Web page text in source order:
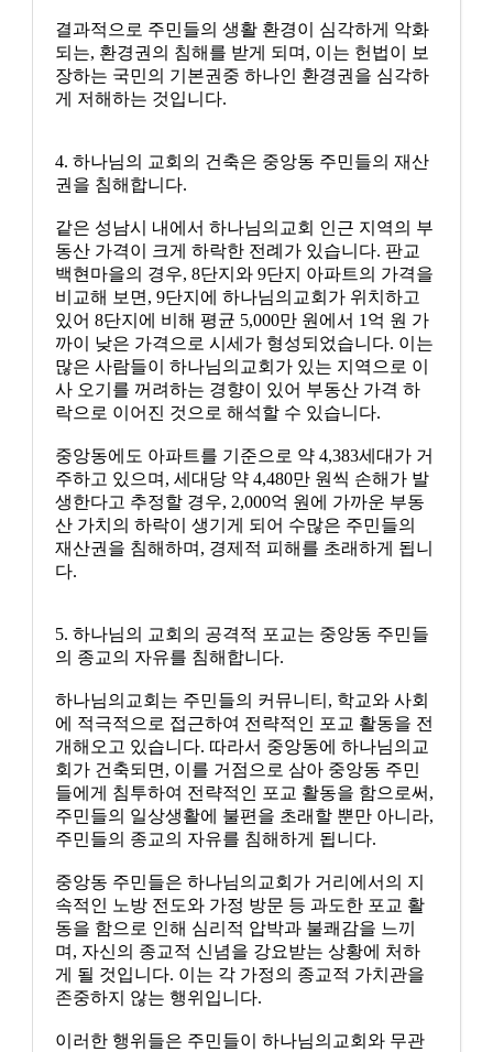
결과적으로 주민들의 생활 환경이 심각하게 악화
되는, 환경권의 침해를 받게 되며, 이는 헌법이 보
장하는 국민의 기본권중 하나인 환경권을 심각하
게 저해하는 것입니다.
4. 하나님의 교회의 건축은 중앙동 주민들의 재산
권을 침해합니다.
같은 성남시 내에서 하나님의교회 인근 지역의 부
동산 가격이 크게 하락한 전례가 있습니다. 판교
백현마을의 경우, 8단지와 9단지 아파트의 가격을
비교해 보면, 9단지에 하나님의교회가 위치하고
있어 8단지에 비해 평균 5,000만 원에서 1억 원 가
까이 낮은 가격으로 시세가 형성되었습니다. 이는
많은 사람들이 하나님의교회가 있는 지역으로 이
사 오기를 꺼려하는 경향이 있어 부동산 가격 하
락으로 이어진 것으로 해석할 수 있습니다.
중앙동에도 아파트를 기준으로 약 4,383세대가 거
주하고 있으며, 세대당 약 4,480만 원씩 손해가 발
생한다고 추정할 경우, 2,000억 원에 가까운 부동
산 가치의 하락이 생기게 되어 수많은 주민들의
재산권을 침해하며, 경제적 피해를 초래하게 됩니
다.
5. 하나님의 교회의 공격적 포교는 중앙동 주민들
의 종교의 자유를 침해합니다.
하나님의교회는 주민들의 커뮤니티, 학교와 사회
에 적극적으로 접근하여 전략적인 포교 활동을 전
개해오고 있습니다. 따라서 중앙동에 하나님의교
회가 건축되면, 이를 거점으로 삼아 중앙동 주민
들에게 침투하여 전략적인 포교 활동을 함으로써,
주민들의 일상생활에 불편을 초래할 뿐만 아니라,
주민들의 종교의 자유를 침해하게 됩니다.
중앙동 주민들은 하나님의교회가 거리에서의 지
속적인 노방 전도와 가정 방문 등 과도한 포교 활
동을 함으로 인해 심리적 압박과 불쾌감을 느끼
며, 자신의 종교적 신념을 강요받는 상황에 처하
게 될 것입니다. 이는 각 가정의 종교적 가치관을
존중하지 않는 행위입니다.
이러한 행위들은 주민들이 하나님의교회와 무관